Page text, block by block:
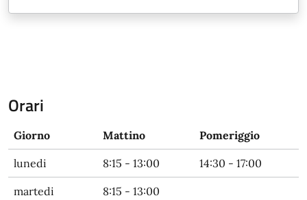
Orari
Giorno Mattino Pomeriggio
lunedi 8:15 - 13:00 14:30 - 17:00
martedi 8:15 - 13:00